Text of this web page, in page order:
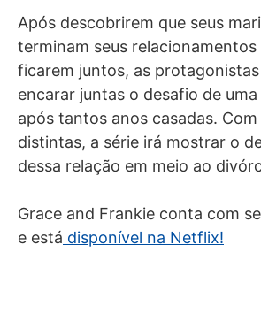
Após descobrirem que seus
terminam seus relacionamentos
ficarem juntos, as protagonistas
encarar juntas o desafio de
após tantos anos casadas.
distintas, a série irá mostrar o
dessa relação em meio ao
Grace and Frankie conta com
e está disponível na Netflix!